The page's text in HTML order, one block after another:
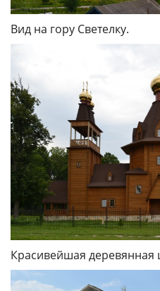
Вид на гору Светелку.
Красивейшая деревянная